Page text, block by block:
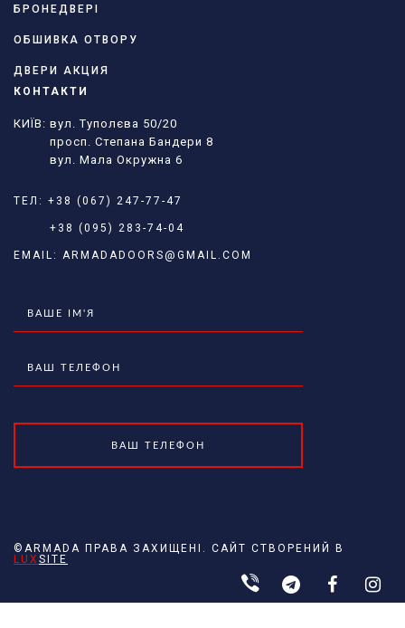
БРОНЕДВЕРІ
ОБШИВКА ОТВОРУ
ДВЕРИ АКЦИЯ
КОНТАКТИ
КИЇВ: вул. Туполєва 50/20
просп. Степана Бандери 8
вул. Мала Окружна 6
ТЕЛ: +38 (067) 247-77-47
+38 (095) 283-74-04
EMAIL: ARMADADOORS@GMAIL.COM
©ARMADA ПРАВА ЗАХИЩЕНІ. САЙТ СТВОРЕНИЙ В
LUX SITE